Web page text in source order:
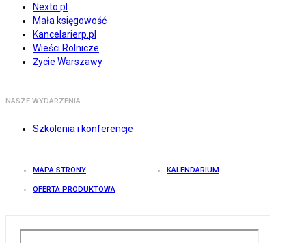
Nexto.pl
Mała księgowość
Kancelarierp.pl
Wieści Rolnicze
Życie Warszawy
NASZE WYDARZENIA
Szkolenia i konferencje
MAPA STRONY KALENDARIUM
OFERTA PRODUKTOWA